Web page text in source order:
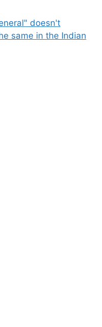
doesn't
same in the Indian